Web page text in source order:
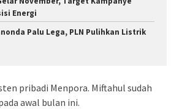
Energi
Palu Lega, PLN Pulihkan Listrik
pribadi Menpora. Miftahul sudah
awal bulan ini.